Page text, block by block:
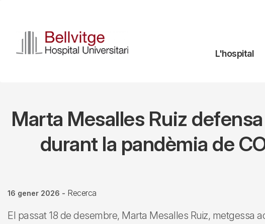
contingut
L'hospital
Marta Mesalles Ruiz
durant la pandèmia de
16 gener 2026 - Recerca
El passat 18 de desembre, Marta Mesalles Ruiz, metgessa